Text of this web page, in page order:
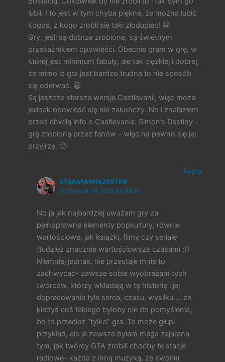
lubił. I to jest w tym chyba piękne, że można lubić
kogoś, z kogo zrobił się taki złodupiec! 😀
Gry, jeśli są dobrze zrobione, są świetnym
przekaźnikiem opowieści. Obecnie gram w grę, w
której jest minimum fabuły, ale tak ciężkiej i dobrej,
że mimo iż gra jest bardzo trudna to nie sposób
się oderwać. 😀
Są jeszcze starsze wersje Castlevanii, więc może
jednak opowieść się nie zakończy. No i znalazłem
przed chwilą info o Castlevania: Simon’s Destiny –
grę zrobioną przez fanów – więc na pewno się jej
przyjrzę. 🙂
Reply
STARAPANNAZKOTEM
OCTOBER 29, 2018 AT 08:25
No ja jak najbardziej uważam gry za
pełnoprawne elementy popkultury, równie
wartościowe, jak książki, filmy czy seriale
(tudzież znacznie wartościowsze czasami ;))
Niemniej jednak, nie przestaje mnie to
zachwycać- zawsze sobie wyobrażam tych
twórców, którzy wkładają w tę historię i jej
dopracowanie tyle serca, czasu, wysiłku…. że
kiedyś coś takiego byłoby nie do pomyślenia,
bo to przecież “tylko” gra. To może głupi
przykład, ale ja zawsze byłam mega zajarana
tym, jak twórcy GTA zrobili choćby te stacje
radiowe- każda z inną muzyką, ze swoimi